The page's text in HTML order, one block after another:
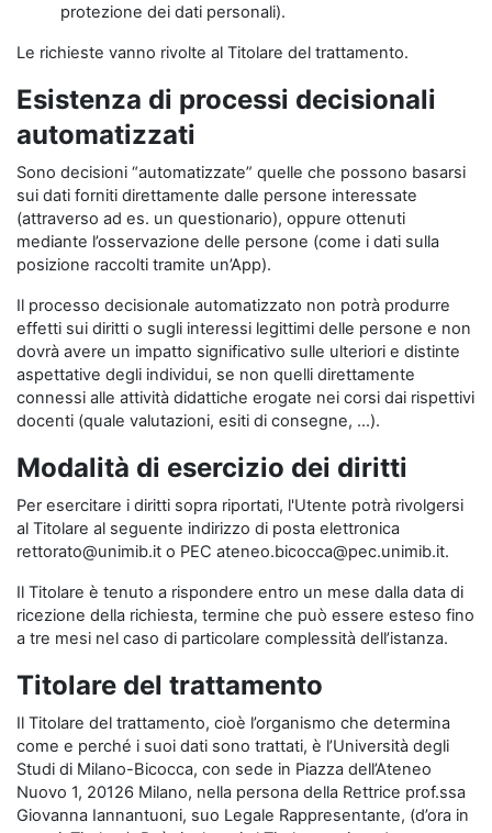
protezione dei dati personali).
Le richieste vanno rivolte al Titolare del trattamento.
Esistenza di processi decisionali
automatizzati
Sono decisioni “automatizzate” quelle che possono basarsi
sui dati forniti direttamente dalle persone interessate
(attraverso ad es. un questionario), oppure ottenuti
mediante l’osservazione delle persone (come i dati sulla
posizione raccolti tramite un’App).
Il processo decisionale automatizzato non potrà produrre
effetti sui diritti o sugli interessi legittimi delle persone e non
dovrà avere un impatto significativo sulle ulteriori e distinte
aspettative degli individui, se non quelli direttamente
connessi alle attività didattiche erogate nei corsi dai rispettivi
docenti (quale valutazioni, esiti di consegne, …).
Modalità di esercizio dei diritti
Per esercitare i diritti sopra riportati, l'Utente potrà rivolgersi
al Titolare al seguente indirizzo di posta elettronica
rettorato@unimib.it o PEC ateneo.bicocca@pec.unimib.it.
Il Titolare è tenuto a rispondere entro un mese dalla data di
ricezione della richiesta, termine che può essere esteso fino
a tre mesi nel caso di particolare complessità dell’istanza.
Titolare del trattamento
Il Titolare del trattamento, cioè l’organismo che determina
come e perché i suoi dati sono trattati, è l’Università degli
Studi di Milano-Bicocca, con sede in Piazza dell’Ateneo
Nuovo 1, 20126 Milano, nella persona della Rettrice prof.ssa
Giovanna Iannantuoni, suo Legale Rappresentante, (d’ora in